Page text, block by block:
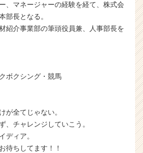
r
e
e
、マネージャーの経験を経て、株式会
部長となる。
紹介事業部の筆頭役員兼、人事部長を
ボクシング・競馬
が全てじゃない。
、チャレンジしていこう。
ディア。
待ちしてます！！